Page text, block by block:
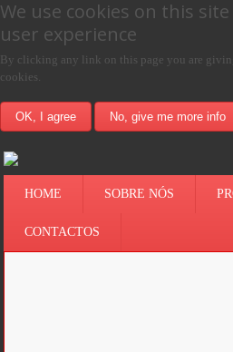
We use cookies on this
user experience
By clicking any link on this page you are
cookies.
OK, I agree No, give me more info
HOME SOBRE NÓS
CONTACTOS